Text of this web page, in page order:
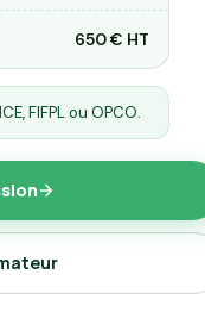
650 € HT
FIFPL ou OPCO.